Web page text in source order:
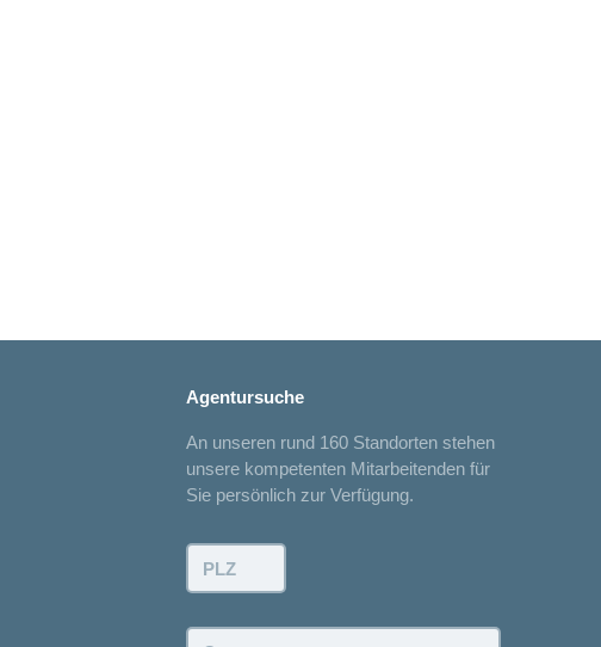
Agentursuche
An unseren rund 160 Standorten stehen
unsere kompetenten Mitarbeitenden für
Sie persönlich zur Verfügung.
PLZ:
Ort: